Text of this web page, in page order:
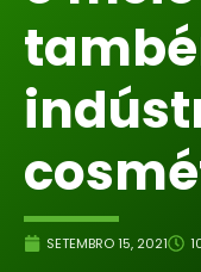
SETEMBRO 15, 2021